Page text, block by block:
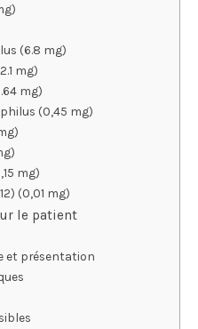
(6.8 mg)
mg)
mg)
(0,45 mg)
mg)
(0,01 mg)
le patient
et présentation